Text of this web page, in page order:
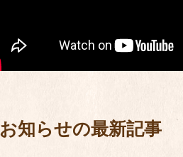
お知らせの最新記事